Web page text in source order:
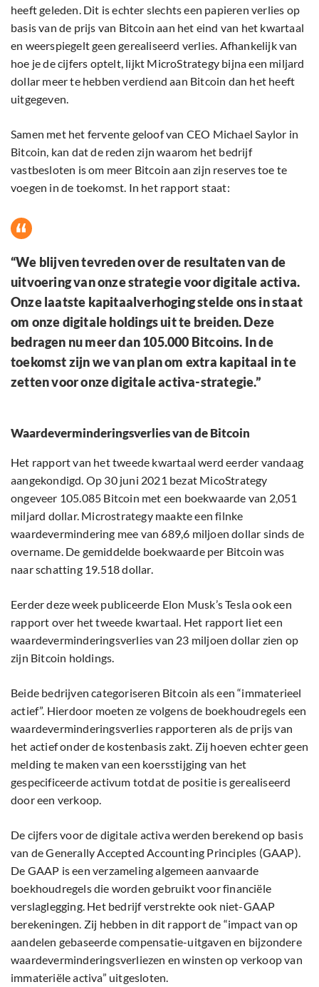
heeft geleden. Dit is echter slechts een papieren verlies op
basis van de prijs van Bitcoin aan het eind van het kwartaal
en weerspiegelt geen gerealiseerd verlies. Afhankelijk van
hoe je de cijfers optelt, lijkt MicroStrategy bijna een miljard
dollar meer te hebben verdiend aan Bitcoin dan het heeft
uitgegeven.
Samen met het fervente geloof van CEO Michael Saylor in
Bitcoin, kan dat de reden zijn waarom het bedrijf
vastbesloten is om meer Bitcoin aan zijn reserves toe te
voegen in de toekomst. In het rapport staat:
“We blijven tevreden over de resultaten van de
uitvoering van onze strategie voor digitale activa.
Onze laatste kapitaalverhoging stelde ons in staat
om onze digitale holdings uit te breiden. Deze
bedragen nu meer dan 105.000 Bitcoins. In de
toekomst zijn we van plan om extra kapitaal in te
zetten voor onze digitale activa-strategie.”
Waardeverminderingsverlies van de Bitcoin
Het rapport van het tweede kwartaal werd eerder vandaag
aangekondigd. Op 30 juni 2021 bezat MicoStrategy
ongeveer 105.085 Bitcoin met een boekwaarde van 2,051
miljard dollar. Microstrategy maakte een filnke
waardevermindering mee van 689,6 miljoen dollar sinds de
overname. De gemiddelde boekwaarde per Bitcoin was
naar schatting 19.518 dollar.
Eerder deze week publiceerde Elon Musk’s Tesla ook een
rapport over het tweede kwartaal. Het rapport liet een
waardeverminderingsverlies van 23 miljoen dollar zien op
zijn Bitcoin holdings.
Beide bedrijven categoriseren Bitcoin als een “immaterieel
actief”. Hierdoor moeten ze volgens de boekhoudregels een
waardeverminderingsverlies rapporteren als de prijs van
het actief onder de kostenbasis zakt. Zij hoeven echter geen
melding te maken van een koersstijging van het
gespecificeerde activum totdat de positie is gerealiseerd
door een verkoop.
De cijfers voor de digitale activa werden berekend op basis
van de Generally Accepted Accounting Principles (GAAP).
De GAAP is een verzameling algemeen aanvaarde
boekhoudregels die worden gebruikt voor financiële
verslaglegging. Het bedrijf verstrekte ook niet-GAAP
berekeningen. Zij hebben in dit rapport de “impact van op
aandelen gebaseerde compensatie-uitgaven en bijzondere
waardeverminderingsverliezen en winsten op verkoop van
immateriële activa” uitgesloten.